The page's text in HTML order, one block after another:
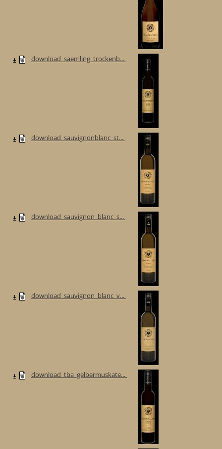
download_saemling_trockenb...
download_sauvignonblanc_st...
download_sauvignon_blanc_s...
download_sauvignon_blanc_v...
download_tba_gelbermuskate...